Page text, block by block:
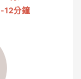
12分鐘